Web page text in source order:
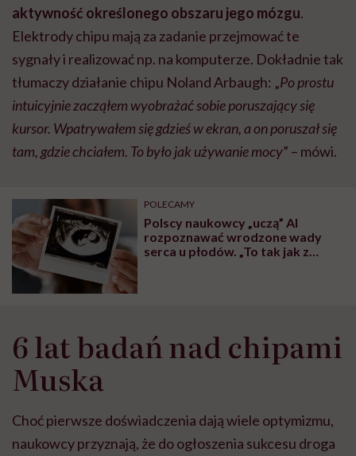
aktywność określonego obszaru jego mózgu.
Elektrody chipu mają za zadanie przejmować te
sygnały i realizować np. na komputerze. Dokładnie tak
tłumaczy działanie chipu Noland Arbaugh: „Po prostu
intuicyjnie zacząłem wyobrażać sobie poruszający się
kursor. Wpatrywałem się gdzieś w ekran, a on poruszał się
tam, gdzie chciałem. To było jak używanie mocy” – mówi.
POLECAMY
Polscy naukowcy „uczą” AI
rozpoznawać wrodzone wady
serca u płodów. „To tak jak z
6 lat badań nad chipami
Muska
Choć pierwsze doświadczenia dają wiele optymizmu,
naukowcy przyznają, że do ogłoszenia sukcesu droga